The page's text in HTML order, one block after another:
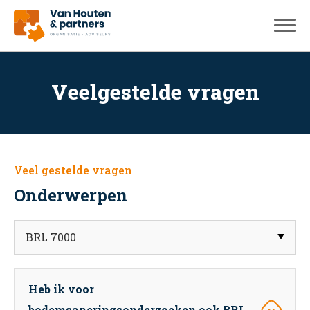
Veelgestelde vragen
Veel gestelde vragen
Onderwerpen
Heb ik voor